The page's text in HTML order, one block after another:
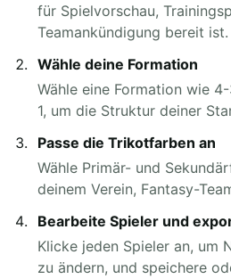
für Spielvorschau,
Teamankündigung bereit ist.
Wähle deine Formation
Wähle eine Formation wie
1, um die Struktur deiner
Passe die Trikotfarben an
Wähle Primär- und
deinem Verein, Fantasy-
Bearbeite Spieler und
Klicke jeden Spieler an, um
zu ändern, und speichere